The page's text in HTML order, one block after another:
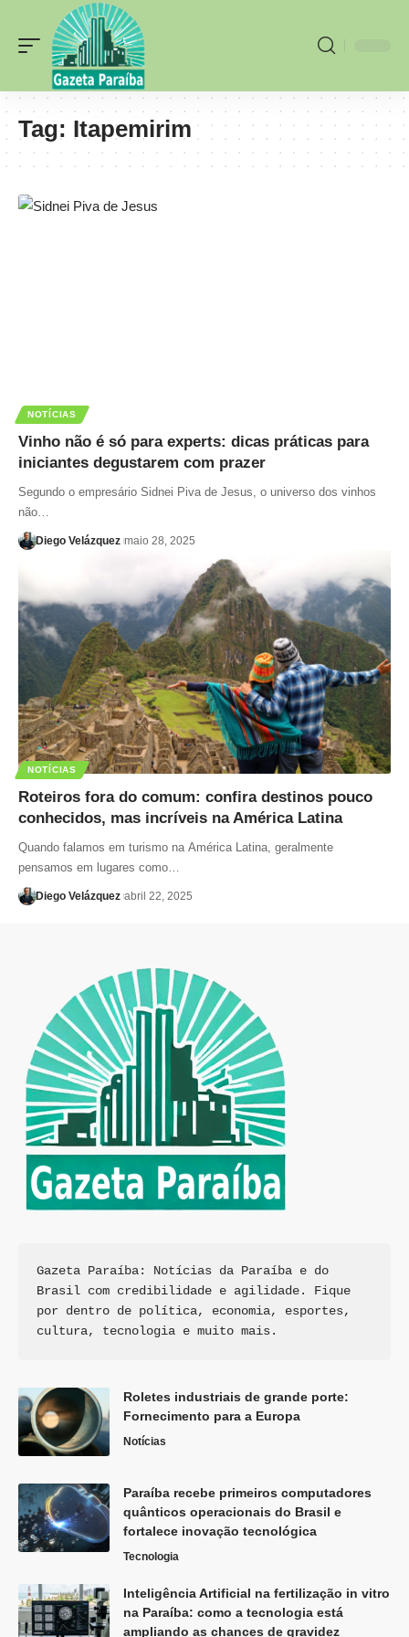
Tag: Itapemirim
NOTÍCIAS
Vinho não é só para experts: dicas práticas para
iniciantes degustarem com prazer
Segundo o empresário Sidnei Piva de Jesus, o universo dos vinhos
não…
Diego Velázquez maio 28, 2025
NOTÍCIAS
Roteiros fora do comum: confira destinos pouco
conhecidos, mas incríveis na América Latina
Quando falamos em turismo na América Latina, geralmente
pensamos em lugares como…
Diego Velázquez abril 22, 2025
Gazeta Paraíba: Notícias da Paraíba e do
Brasil com credibilidade e agilidade. Fique
por dentro de política, economia, esportes,
cultura, tecnologia e muito mais.
Roletes industriais de grande porte:
Fornecimento para a Europa
Notícias
Paraíba recebe primeiros computadores
quânticos operacionais do Brasil e
fortalece inovação tecnológica
Tecnologia
Inteligência Artificial na fertilização in vitro
na Paraíba: como a tecnologia está
ampliando as chances de gravidez